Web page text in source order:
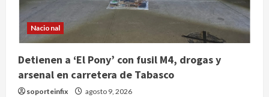
Nacional
Detienen a ‘El Pony’ con fusil M4, drogas y
arsenal en carretera de Tabasco
soporteinfix agosto 9, 2026
2
Nacional
Detienen a ‘El Pony’ con fusil M4,
Tabasco
agosto 9, 2026